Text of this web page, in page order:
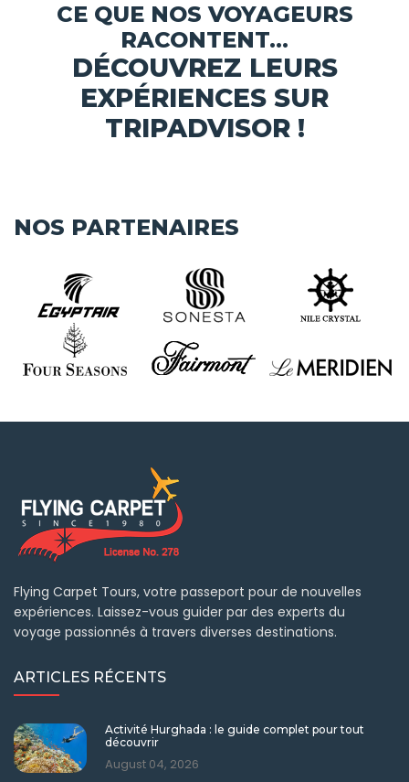
CE QUE NOS VOYAGEURS
RACONTENT...
DÉCOUVREZ LEURS
EXPÉRIENCES SUR
TRIPADVISOR !
NOS PARTENAIRES
Flying Carpet Tours, votre passeport pour de nouvelles
expériences. Laissez-vous guider par des experts du
voyage passionnés à travers diverses destinations.
ARTICLES RÉCENTS
Activité Hurghada : le guide complet pour tout
découvrir
August 04, 2026